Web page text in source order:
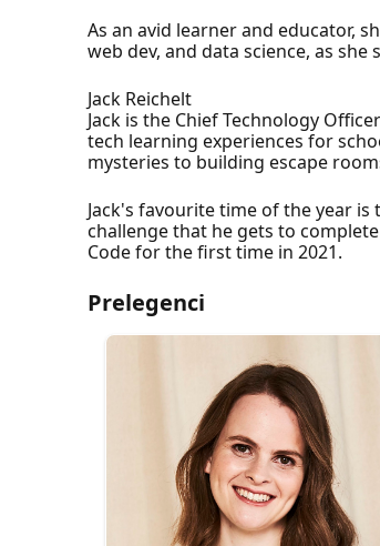
As an avid learner and educator,
web dev, and data science, as
Jack Reichelt
Jack is the Chief Technology
tech learning experiences for
mysteries to building escape
Jack's favourite time of the year
challenge that he gets to
Code for the first time in 2021.
Prelegenci